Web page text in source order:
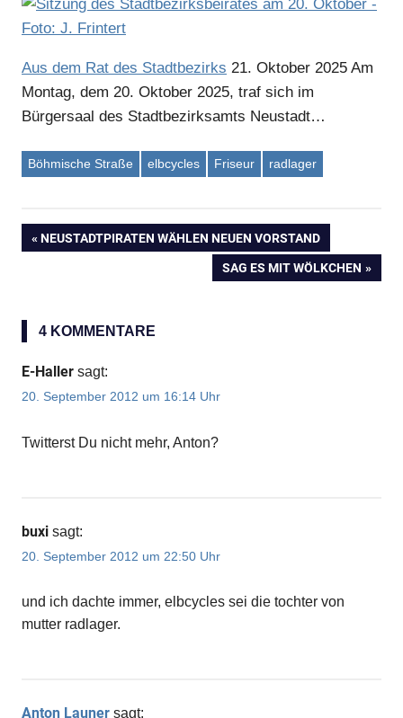
Aus dem Rat des Stadtbezirks 21. Oktober 2025 Am
Montag, dem 20. Oktober 2025, traf sich im
Bürgersaal des Stadtbezirksamts Neustadt…
Böhmische Straße elbcycles Friseur radlager
Beitragsnavigation
VORHERIGER
NEUSTADTPIRATEN WÄHLEN NEUEN VORSTAND
NÄCHSTER
SAG ES MIT WÖLKCHEN
4 KOMMENTARE
E-Haller sagt:
20. September 2012 um 16:14 Uhr
Twitterst Du nicht mehr, Anton?
buxi sagt:
20. September 2012 um 22:50 Uhr
und ich dachte immer, elbcycles sei die tochter von
mutter radlager.
Anton Launer sagt: